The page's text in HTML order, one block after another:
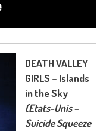
DEATH VALLEY
GIRLS – Islands
in the Sky
(Etats-Unis –
Suicide Squeeze